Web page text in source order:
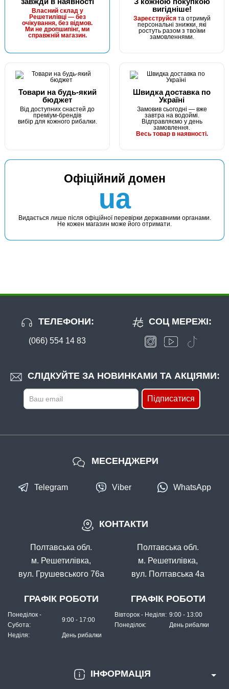
#203-2-60-B034
В наявності
Маг: 0 шт Базар: 3 шт
6 грн 3 шт.
КУПИТИ
Силікон Fishing ROI Kakki 60mm B034 (за 1шт)
Власний склад у
Решетилівці — без
очікування, без відмов.
Ми не дропшипінг, ми
справжній магазин.
вигідніше!
Зареєструйсята отримуй
персональні знижки, які
ростуть разом з твоїми
замовленнями.
Товари на будь-який
бюджет
Від доступних снастей до
преміум-брендів
вибір для кожного рибалки.
Швидка доставка по
Україні
Замовив сьогодні — вже
завтра на водоймі.
Відправляємо у день
замовлення.
Весь товар в наявності.
Офіційний домен
ua
Видається лише після офіційної перевірки державними органами.
Не кожен магазин може його отримати.
ТЕЛЕФОНИ:
(066) 554 14 83
СЛІДКУЙТЕ ЗА НОВИНКАМИ ТА АКЦІЯМИ:
Підписатися
СОЦ МЕРЕЖІ:
ІНФОРМАЦІЯ
КОНТАКТИ
Полтавська обл.
м. Решетилівка,
вул. Грушевського 76а
ГРАФІК РОБОТИ
Понеділок -
Субота:
9:00 - 17:00
Неділя: День рибалки
Полтавська обл.
м. Решетилівка,
вул. Полтавська 4а
ГРАФІК РОБОТИ
Вівторок - Неділя: 9:00 - 13:00
Понеділок:
День рибалки
МЕСЕНДЖЕРИ
Telegram Viber WhatsApp